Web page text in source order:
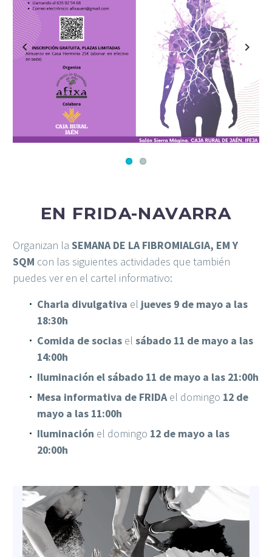
Next
EN FRIDA-NAVARRA
Organizan la SEMANA DE LA FIBROMIALGIA, EM Y
SQM con las siguientes actividades que también
puedes ver en el cartel informativo:
Charla divulgativa el jueves 9 de mayo a las
18:30h
Comida de socias el sábado 11 de mayo a las
14:00h
Iluminación el sábado 11 de mayo a las 21:00h
Mesa informativa de FRIDAel domingo 12 de
mayo a las 11:00h
Iluminación el domingo 12 de mayo a las
20:00h